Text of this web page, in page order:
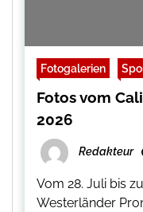
Fotogalerien
Fotos vom
2026
Redakteur
Vom 28. Juli bis
Westerländer